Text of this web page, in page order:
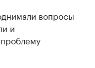
вопросы
и